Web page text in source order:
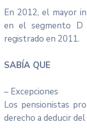
En 2012, el mayor
en el segmento D
registrado en 2011.
SABÍA QUE
– Excepciones
Los pensionistas
derecho a deducir